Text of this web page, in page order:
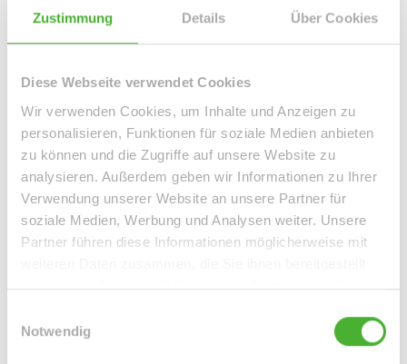
Zustimmung Details Über Cookies
Diese Webseite verwendet Cookies
Wir verwenden Cookies, um Inhalte und Anzeigen zu
personalisieren, Funktionen für soziale Medien anbieten
zu können und die Zugriffe auf unsere Website zu
analysieren. Außerdem geben wir Informationen zu Ihrer
Verwendung unserer Website an unsere Partner für
soziale Medien, Werbung und Analysen weiter. Unsere
Partner führen diese Informationen möglicherweise mit
haben oder die sie im Rahmen Ihrer Nutzung der Dienste
Notwendig
gehobenen Standard auf.
gefließten modernem Bad inkl. Deckenspots mit Wanne/
WM-Anschluss und einer Küche inkl. Einbauküche sowie
einem Abstellraum.
Alle Räume sind vom Flur aus begehbar. Das Haus ist für
Familien mit bis zu sechs Personen perfekt geeignet.
Die auf den Bildern ersichtlichen Möbel können nach
Im Gartenbereich vor dem Haus wird vom Vermieter noch
eine Terrassen-Sitzgelegenheit für Sie integriert.